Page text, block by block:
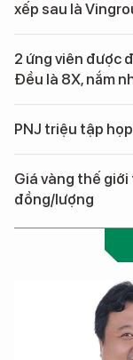
xếp sau là
2 ứng viên được
Đều là 8X, nắm
PNJ triệu tập
Giá vàng thế
đồng/lượng